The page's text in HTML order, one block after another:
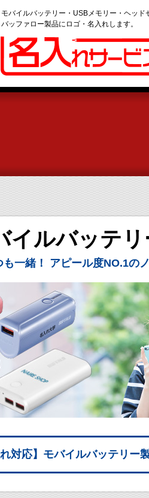
モバイルバッテリー・USBメモリー・ヘッド
バッファロー製品にロゴ・名入れします。
イルバッテリ
一緒！ アピール度NO.1の
対応】 モバイルバッテリー